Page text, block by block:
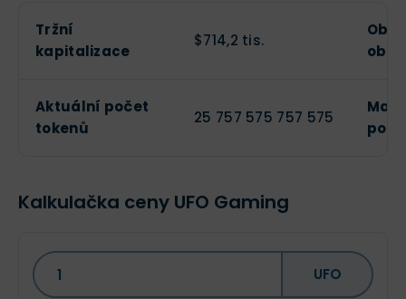
Tržní
kapitalizace
$714,2 tis.
Aktuální počet
tokenů
25 757 575 757 575
Kalkulačka ceny UFO Gaming
UFO